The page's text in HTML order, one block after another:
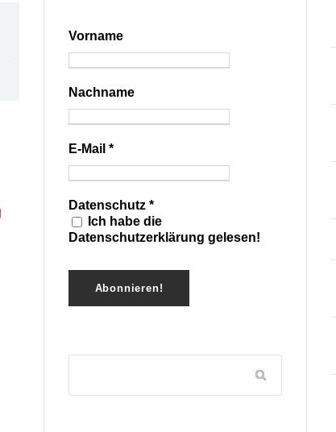
Vorname
Nachname
E-Mail *
Datenschutz *
Ich habe die
Datenschutzerklärung gelesen!